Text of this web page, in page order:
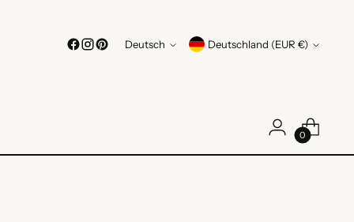
Sprache
Deutsch Währung Deutschland (EUR €)
0